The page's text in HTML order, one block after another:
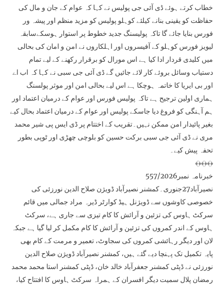
خطاب کرتے ہوئے ڈی آئی جی پولیس نے کہا کہ عوام کے جان و مال کی
حفاظت کو یقینی بنانے کیلئے کوہلو پولیس کو مزید منظم اور پیشہ ور
فورس بنایا جائے گا تاکہ پولیسنگ جدید خطوط پر استوار ہوسکےسابقہ
لیویز فورس کوہلو کے آفیسروں اور اہلکاروں نے امن و امان کی بحالی
میں کلیدی قردار ادا کیا ہے اس مورال کو برقرار رکھنے کے لیے تمام
دستیاب وسائل بروئے کار لائے جائیں گے ڈی آئی جی سبی نے کہا کہ اب اے
اور بی ایریا کا خاتمہ ہوچکا ہے اس لیے بحالی امن اور موثر پولسنگ
ہماری اولین ترجیح ہے تاکہ پولیس فورس اور عوام کے درمیان اعتماد اور
ہم آہنگی کو فروغ دیا جاسکے پولیس اور عوام کے درمیان اعتماد بحال کیے
بغیر پائیدار امن ممکن نہیں۔تقریب کے اختتام پر ڈی ایس پی شیر محمد
مری نے ڈی آئی جی سبی برکت حسین کو بلوچی چھڑی اور ٹوپی بطور
تحفہ پیش کیے۔
﴾﴿﴾﴿﴾﴿
خبرنامہ نمبر557/2026
نصیرآباد27جنوری۔کمشنر نصیرآباد ڈویژن صلاح الدین نورزئی کی
خصوصی کاوشوں سے ڈویژنل ہیڈ کوارٹر ڈیرہ مراد جمالی میں قائم
سرکٹ ہاوس کی تزئین و آرائش کا کام تیزی سے جاری ہے، سرکٹ
ہاوس کے اندر کمروں کی تزئین و آرائش کا کام مکمل کر لیا گیا ہے جبکہ
لان اور دیگر رہائشی کمروں کی سجاوٹ، تعمیر و مرمت کے کام بھی
پایہ تکمیل تک پہنچا دیے گئے ہیں، کمشنر نصیرآباد ڈویژن صلاح الدین
نورزئی نے ڈپٹی کمشنر جعفرآباد خالد خان، ڈپٹی کمشنر استا محمد محمد
رمضان پلال سمیت دیگر افسران کے ہمراہ سرکٹ ہاوس کا افتتاح کیا،